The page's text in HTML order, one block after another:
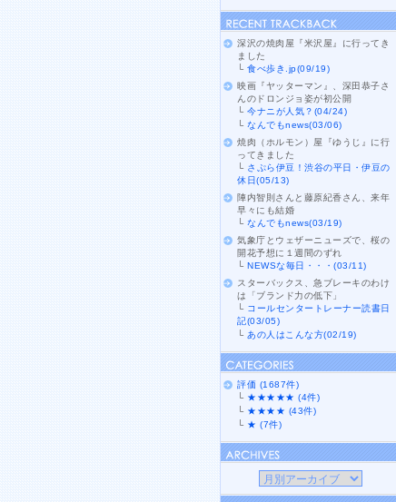
深沢の焼肉屋『米沢屋』に行ってき
ました
└食べ歩き.jp(09/19)
映画『ヤッターマン』、深田恭子さ
んのドロンジョ姿が初公開
└今ナニが人気？(04/24)
└なんでもnews(03/06)
焼肉（ホルモン）屋『ゆうじ』に行
ってきました
└ さぷら伊豆！渋谷の平日・伊豆の
休日(05/13)
陣内智則さんと藤原紀香さん、来年
早々にも結婚
└なんでもnews(03/19)
気象庁とウェザーニューズで、桜の
開花予想に１週間のずれ
└NEWSな毎日・・・(03/11)
スターバックス、急ブレーキのわけ
は「ブランド力の低下」
└ コールセンタートレーナー読書日
記(03/05)
└ あの人はこんな方(02/19)
評価 (1687件)
└ ★★★★★ (4件)
└ ★★★★ (43件)
└ ★ (7件)